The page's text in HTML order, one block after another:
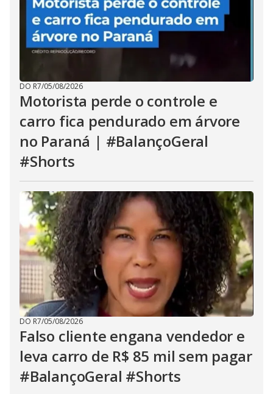
DO R7/05/08/2026
Motorista perde o controle e
carro fica pendurado em árvore
no Paraná | #BalançoGeral
#Shorts
DO R7/05/08/2026
Falso cliente engana vendedor e
leva carro de R$ 85 mil sem pagar
#BalançoGeral #Shorts